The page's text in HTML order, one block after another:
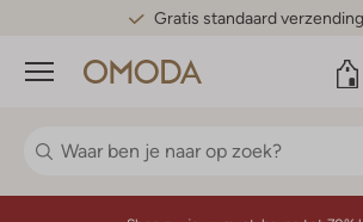
Gratis standaard
Menu